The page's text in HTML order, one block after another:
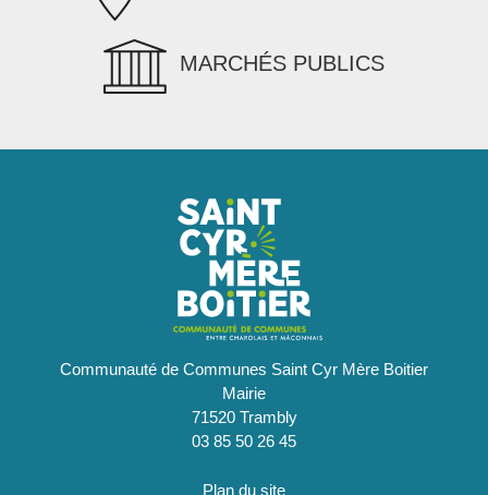
MARCHÉS PUBLICS
Communauté de Communes Saint Cyr Mère Boitier
Mairie
71520 Trambly
03 85 50 26 45
Plan du site